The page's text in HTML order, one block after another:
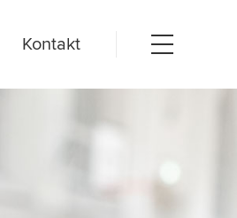
Kontakt
Open